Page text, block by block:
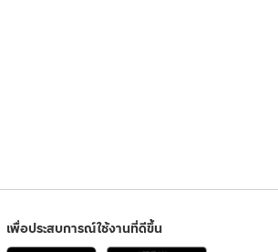
เพื่อประสบการณ์ใช้งานที่ดีขึ้น